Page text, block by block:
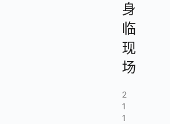
身
临
现
场
2
1
1